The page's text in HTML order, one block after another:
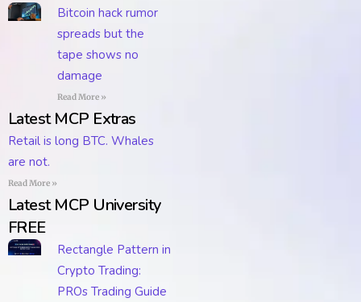
Bitcoin hack rumor
spreads but the
tape shows no
damage
Read More »
Latest MCP Extras
Retail is long BTC. Whales
are not.
Read More »
Latest MCP University
FREE
Rectangle Pattern in
Crypto Trading:
PROs Trading Guide